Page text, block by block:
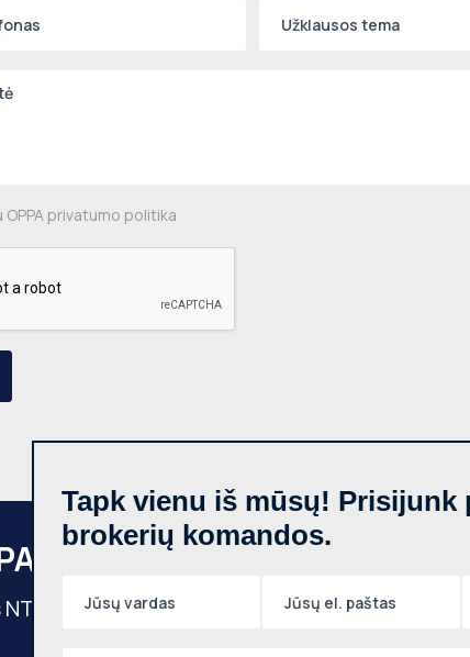
OPPA privatumo politika
partneris
Tapk vienu iš mūsų! Prisijunk
brokerių komandos.